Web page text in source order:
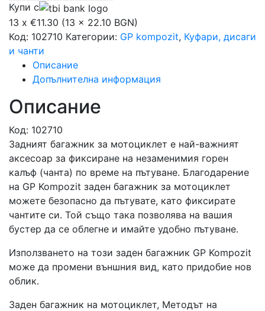
Купи с
13 x €11.30 (13 x 22.10 BGN)
Код: 102710 Категории: GP kompozit, Куфари, дисаги
и чанти
Описание
Допълнителна информация
Описание
Код: 102710
Задният багажник за мотоциклет е най-важният
аксесоар за фиксиране на незаменимия горен
калъф (чанта) по време на пътуване. Благодарение
на GP Kompozit заден багажник за мотоциклет
можете безопасно да пътувате, като фиксирате
чантите си. Той също така позволява на вашия
бустер да се облегне и имайте удобно пътуване.
Използването на този заден багажник GP Kompozit
може да промени външния вид, като придобие нов
облик.
Заден багажник на мотоциклет, Методът на